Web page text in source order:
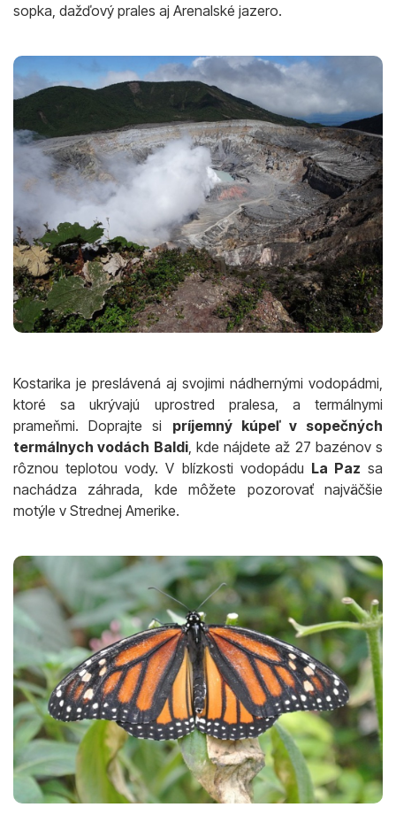
sopka, dažďový prales aj Arenalské jazero.
Kostarika je preslávená aj svojimi nádhernými vodopádmi,
ktoré sa ukrývajú uprostred pralesa, a termálnymi
prameňmi. Doprajte si príjemný kúpeľ v sopečných
termálnych vodách Baldi, kde nájdete až 27 bazénov s
rôznou teplotou vody. V blízkosti vodopádu La Paz sa
nachádza záhrada, kde môžete pozorovať najväčšie
motýle v Strednej Amerike.